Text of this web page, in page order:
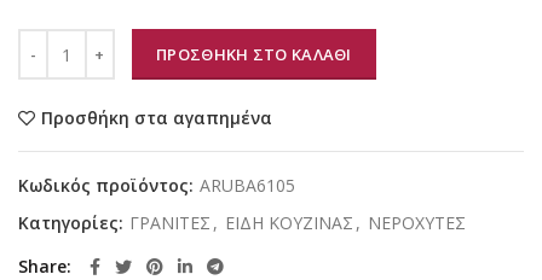
ΠΡΟΣΘΗΚΗ ΣΤΟ ΚΑΛΑΘΙ
Προσθήκη στα αγαπημένα
Κωδικός προϊόντος: ARUBA6105
Κατηγορίες: ΓΡΑΝΙΤΕΣ , ΕΙΔΗ ΚΟΥΖΙΝΑΣ , ΝΕΡΟΧΥΤΕΣ
Share